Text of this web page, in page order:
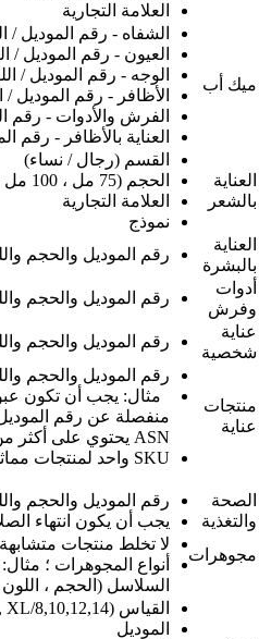
العلامة التجارية
ميك أب
الشفاه - رقم الموديل /
العيون - رقم الموديل /
الوجه - رقم الموديل /
الأظافر - رقم الموديل /
الفرش والأدوات - رقم
العناية بالأظافر - رقم
العناية
بالشعر
القسم (رجال / نساء)
الحجم (75 مل ، 100 مل ، 150 مل)
العلامة التجارية
نموذج
العناية
بالبشرة
رقم الموديل والحجم
أدوات
وفرش
رقم الموديل والحجم
عناية
شخصية
رقم الموديل والحجم
منتجات
عناية
رقم الموديل والحجم
مثال: يجب أن تكون
منفصلة عن رقم
ASN يحتوي على أكثر من
SKU واحد لمنتجات مماثلة.
الصحة
والتغذية
رقم الموديل والحجم
يجب أن يكون انتهاء
مجوهرات
لا تخلط منتجات متشابهة
أنواع المجوهرات ؛
السلاسل (الحجم ،
القياس (S,M,L, XL/8,10,12,14,)
الموديل